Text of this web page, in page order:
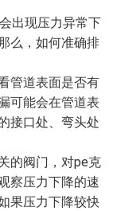
出现压力异常下
么，如何准确排
管道表面是否有
可能会在管道表
接口处、弯头处
的阀门，对pe克
察压力下降的速
果压力下降较快